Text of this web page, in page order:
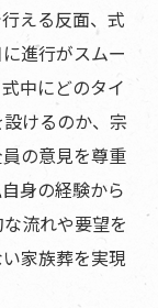
える反面、式
進行がスムー
中にどのタイ
けるのか、宗
の意見を尊重
身の経験から
流れや要望を
家族葬を実現